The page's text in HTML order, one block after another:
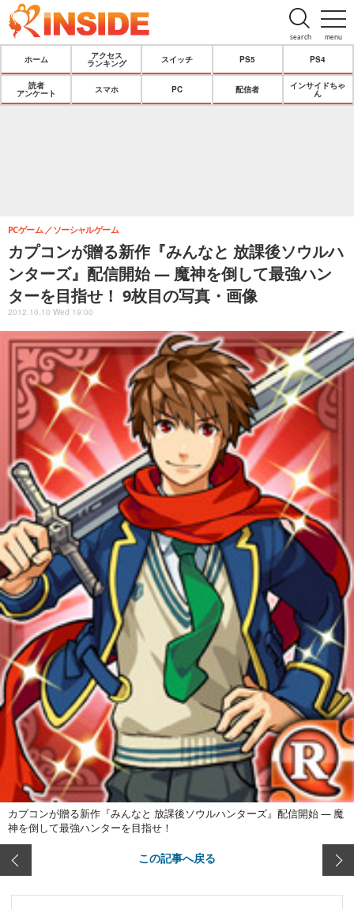
menu
search
ホーム
アクセス
ランキング
スイッチ PS5 PS4
読者
アンケート
スマホ PC 配信者
インサイドちゃ
ん
カプコンが贈る新作『みんなと 放課後ソウルハ
ンターズ』配信開始 ― 魔神を倒して最強ハン
ターを目指せ！ 9枚目の写真・画像
PCゲーム ソーシャルゲーム
2012.10.10 Wed 19:00
カプコンが贈る新作『みんなと 放課後ソウルハンターズ』配信開始 ― 魔
神を倒して最強ハンターを目指せ！
この記事へ戻る